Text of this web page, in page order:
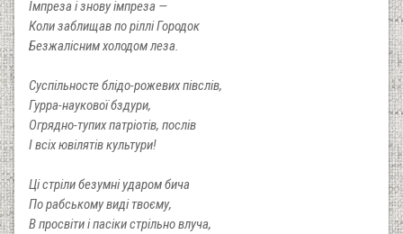
Імпреза і знову імпреза —
Коли заблищав по ріллі Городок
Безжалісним холодом леза.
Суспільносте блідо-рожевих півслів,
Гурра-наукової бздури,
Огрядно-тупих патріотів, послів
І всіх ювілятів культури!
Ці стріли безумні ударом бича
По рабському виді твоєму,
В просвіти і пасіки стрільно влуча,